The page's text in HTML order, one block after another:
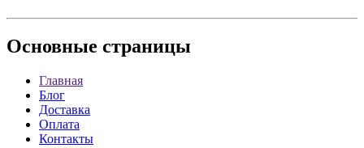
Основные страницы
Главная
Блог
Доставка
Оплата
Контакты